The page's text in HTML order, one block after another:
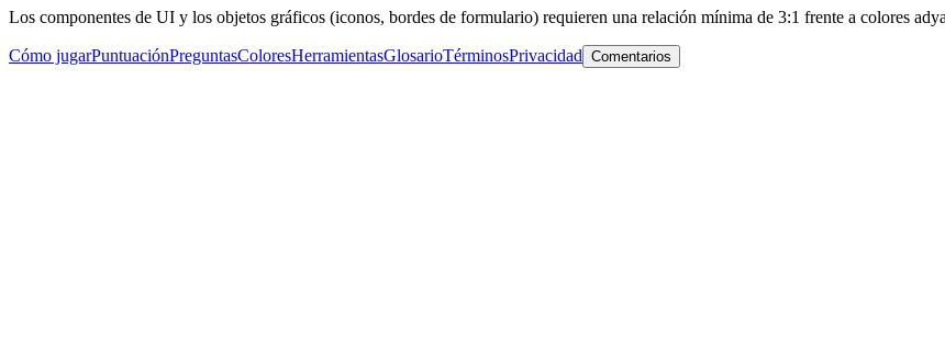
Los componentes de UI y los objetos gráficos (iconos, bordes de formulario) requieren una relación mínima de 3:1 frente a colores
Cómo jugarPuntuaciónPreguntasColoresHerramientasGlosarioTérminosPrivacidad Comentarios